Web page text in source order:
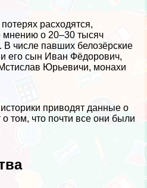
расходятся,
мнению о 20–30 тысяч
В числе павших белозёрские
его сын Иван Фё­до­рович,
Юрь­е­ви­чи, монахи
приводят данные о
том, что почти все они были